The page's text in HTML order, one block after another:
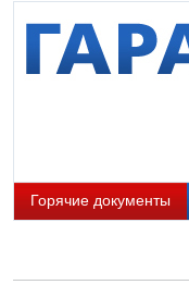
Горячие документы